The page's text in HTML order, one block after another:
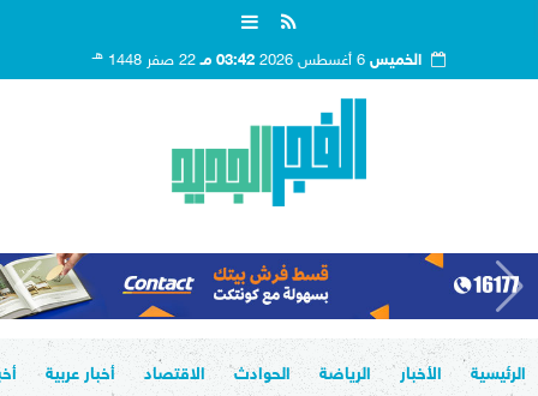
الخميس 03:42 مـ 22 صفر 1448 هـ
الرئيسية الأخبار الرياضة الحوادث الاقتصاد أخبار عربية